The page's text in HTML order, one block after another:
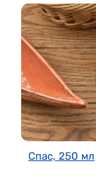
Спас, 250 мл